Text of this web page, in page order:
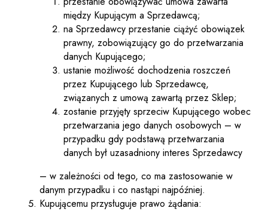
między Kupującym a Sprzedawcą;
na Sprzedawcy przestanie ciążyć obowiązek
prawny, zobowiązujący go do przetwarzania
danych Kupującego;
ustanie możliwość dochodzenia roszczeń
przez Kupującego lub Sprzedawcę,
związanych z umową zawartą przez Sklep;
zostanie przyjęty sprzeciw Kupującego wobec
przetwarzania jego danych osobowych – w
przypadku gdy podstawą przetwarzania
danych był uzasadniony interes Sprzedawcy
– w zależności od tego, co ma zastosowanie w
danym przypadku i co nastąpi najpóźniej.
Kupującemu przysługuje prawo żądania: